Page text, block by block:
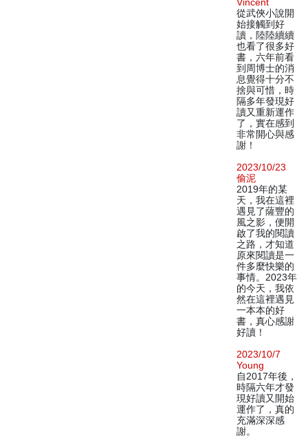
從武俠小說開
始接觸到好
讀，陸陸續續
也看了很多好
書，六年前看
到周博士的消
息覺得十分不
捨與可惜，時
隔多年發現好
讀又重新運作
了，實在感到
非常開心與感
謝！
2023/10/23
偷泥
2019年的某
天，我在這裡
遇見了薩豐的
風之影，便開
啟了我的閱讀
之路，才知道
原來閱讀是一
件多麼快樂的
事情。2023年
的今天，我依
然在這裡遇見
一本本的好
書，真心感謝
好讀！
2023/10/7
Young
自2017年後，
時隔六年才發
現好讀又開始
運作了，真的
充滿深深感
謝。